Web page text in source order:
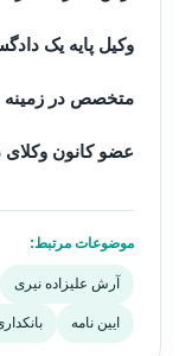
وکیل پایه یک
متخصص در زمینه
عضو کانون وکلای
موضوعات مرتبط:
آرش علیزاده نیری
ایین نامه